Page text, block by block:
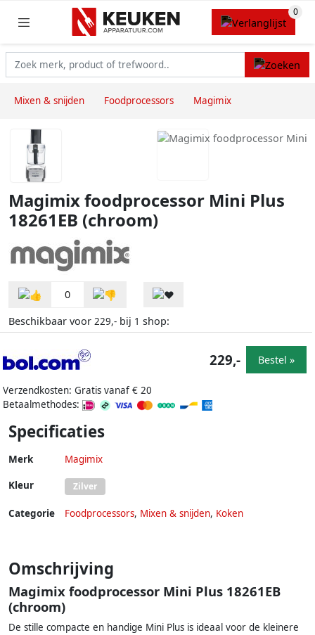
Mixen & snijden Foodprocessors Magimix
Magimix foodprocessor Mini Plus
18261EB (chroom)
0
Beschikbaar voor 229,- bij 1 shop:
Verzendkosten: Gratis vanaf € 20
Betaalmethodes:
229,- Bestel »
Specificaties
Merk Magimix
Kleur Zilver
Categorie Foodprocessors, Mixen & snijden, Koken
Omschrijving
Magimix foodprocessor Mini Plus 18261EB
(chroom)
De stille compacte en handige Mini Plus is ideaal voor de kleinere